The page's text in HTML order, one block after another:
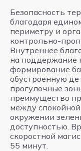
Безопасность
благодаря
периметру и
контрольно-
Внутреннее
на поддержание
формирование
обустроенную
прогулочные
преимущество
между
окружении
доступностью.
скоростной
55 минут.